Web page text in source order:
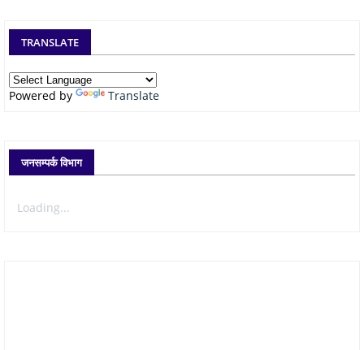
TRANSLATE
Powered by Translate
जनसम्पर्क विभाग
Loading...